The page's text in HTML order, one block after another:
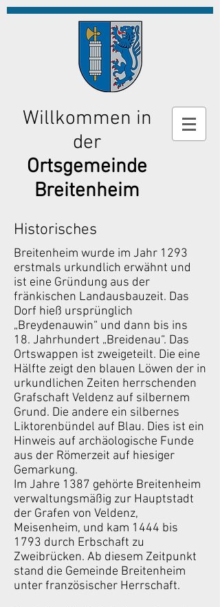
Willkommen in
der
Ortsgemeinde
Breitenheim
Historisches
Breitenheim wurde im Jahr 1293
erstmals urkundlich erwähnt und
ist eine Gründung aus der
fränkischen Landausbauzeit. Das
Dorf hieß ursprünglich
„Breydenauwin“ und dann bis ins
18. Jahrhundert „Breidenau“. Das
Ortswappen ist zweigeteilt. Die eine
Hälfte zeigt den blauen Löwen der in
urkundlichen Zeiten herrschenden
Grafschaft Veldenz auf silbernem
Grund. Die andere ein silbernes
Liktorenbündel auf Blau. Dies ist ein
Hinweis auf archäologische Funde
aus der Römerzeit auf hiesiger
Gemarkung.
Im Jahre 1387 gehörte Breitenheim
verwaltungsmäßig zur Hauptstadt
der Grafen von Veldenz,
Meisenheim, und kam 1444 bis
1793 durch Erbschaft zu
Zweibrücken. Ab diesem Zeitpunkt
stand die Gemeinde Breitenheim
unter französischer Herrschaft.